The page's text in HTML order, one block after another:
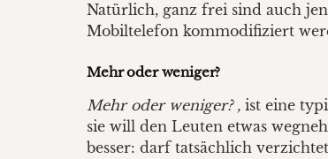
Natürlich, ganz frei sind auch
Mobiltelefon kommodifiziert
Mehr oder weniger?
Mehr oder weniger? , ist eine
sie will den Leuten etwas
besser: darf tatsächlich